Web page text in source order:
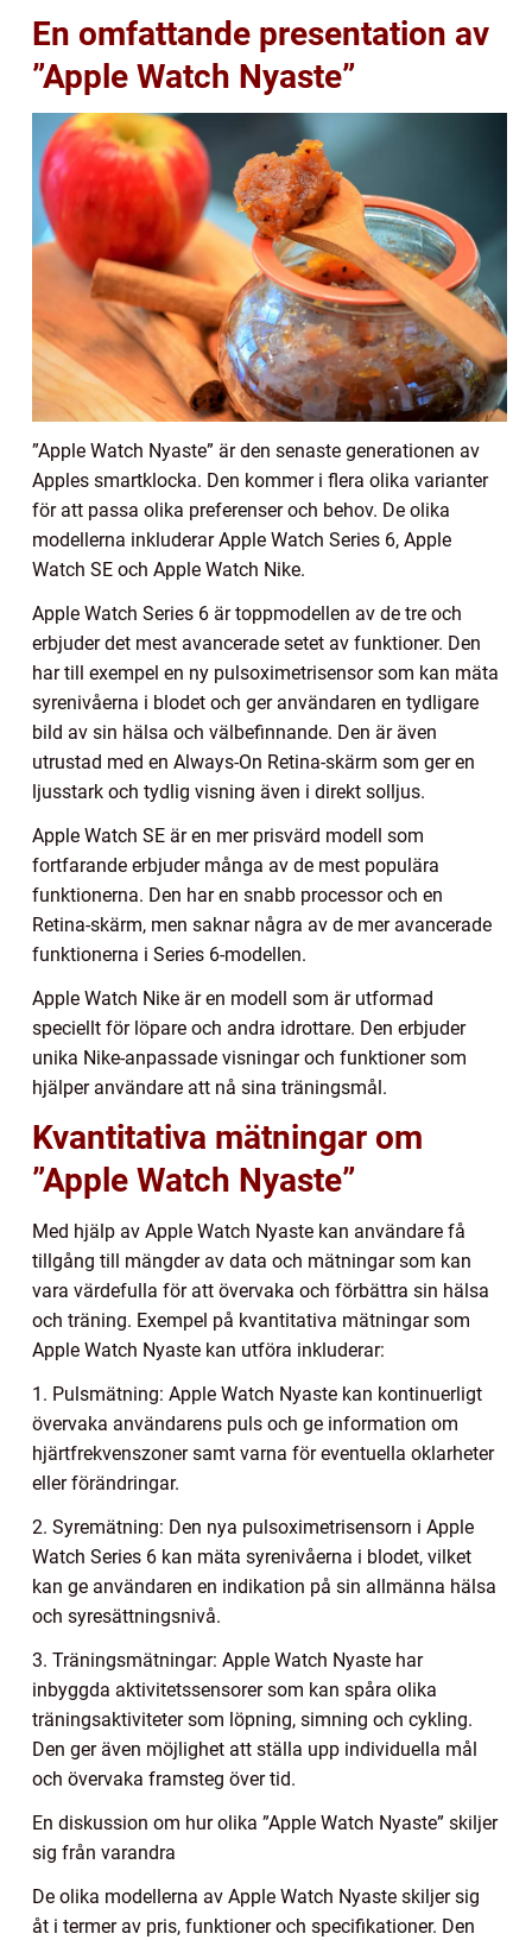
En omfattande presentation av
”Apple Watch Nyaste”
”Apple Watch Nyaste” är den senaste generationen av
Apples smartklocka. Den kommer i flera olika varianter
för att passa olika preferenser och behov. De olika
modellerna inkluderar Apple Watch Series 6, Apple
Watch SE och Apple Watch Nike.
Apple Watch Series 6 är toppmodellen av de tre och
erbjuder det mest avancerade setet av funktioner. Den
har till exempel en ny pulsoximetrisensor som kan mäta
syrenivåerna i blodet och ger användaren en tydligare
bild av sin hälsa och välbefinnande. Den är även
utrustad med en Always-On Retina-skärm som ger en
ljusstark och tydlig visning även i direkt solljus.
Apple Watch SE är en mer prisvärd modell som
fortfarande erbjuder många av de mest populära
funktionerna. Den har en snabb processor och en
Retina-skärm, men saknar några av de mer avancerade
funktionerna i Series 6-modellen.
Apple Watch Nike är en modell som är utformad
speciellt för löpare och andra idrottare. Den erbjuder
unika Nike-anpassade visningar och funktioner som
hjälper användare att nå sina träningsmål.
Kvantitativa mätningar om
”Apple Watch Nyaste”
Med hjälp av Apple Watch Nyaste kan användare få
tillgång till mängder av data och mätningar som kan
vara värdefulla för att övervaka och förbättra sin hälsa
och träning. Exempel på kvantitativa mätningar som
Apple Watch Nyaste kan utföra inkluderar:
1. Pulsmätning: Apple Watch Nyaste kan kontinuerligt
övervaka användarens puls och ge information om
hjärtfrekvenszoner samt varna för eventuella oklarheter
eller förändringar.
2. Syremätning: Den nya pulsoximetrisensorn i Apple
Watch Series 6 kan mäta syrenivåerna i blodet, vilket
kan ge användaren en indikation på sin allmänna hälsa
och syresättningsnivå.
3. Träningsmätningar: Apple Watch Nyaste har
inbyggda aktivitetssensorer som kan spåra olika
träningsaktiviteter som löpning, simning och cykling.
Den ger även möjlighet att ställa upp individuella mål
och övervaka framsteg över tid.
En diskussion om hur olika ”Apple Watch Nyaste” skiljer
sig från varandra
De olika modellerna av Apple Watch Nyaste skiljer sig
åt i termer av pris, funktioner och specifikationer. Den